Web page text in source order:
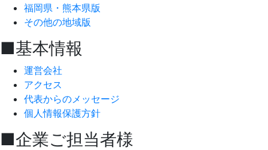
福岡県・熊本県版
その他の地域版
■基本情報
運営会社
アクセス
代表からのメッセージ
個人情報保護方針
■企業ご担当者様